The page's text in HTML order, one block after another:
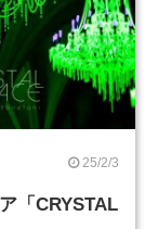
25/2/3
「CRYSTAL